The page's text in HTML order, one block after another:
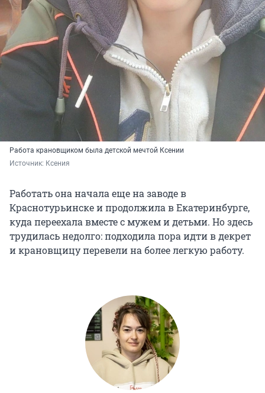
Работа крановщиком была детской мечтой Ксении
Источник: Ксения
Работать она начала еще на заводе в
Краснотурьинске и продолжила в Екатеринбурге,
куда переехала вместе с мужем и детьми. Но здесь
трудилась недолго: подходила пора идти в декрет
и крановщицу перевели на более легкую работу.